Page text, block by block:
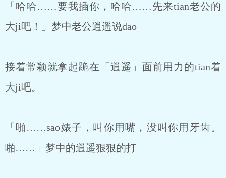
「哈哈……要我插你，哈哈……先来tian老公的
大ji吧！」梦中老公逍遥说dao
接着常颖就拿起跪在「逍遥」面前用力的tian着
大ji吧。
「啪……sao婊子，叫你用嘴，没叫你用牙齿。
啪……」梦中的逍遥狠狠的打